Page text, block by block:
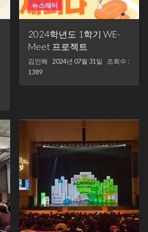
뉴스레터
2024학년도 1학기 WE-
Meet 프로젝트
김인해 2024년 07월 31일
조회수 :
1389